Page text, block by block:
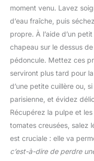
moment venu. Lavez
d’eau fraîche, puis
propre. À l’aide d’un
chapeau sur le dessus
pédoncule. Mettez ces
serviront plus tard pour
d’une petite cuillère ou,
parisienne, et évidez
Récupérez la pulpe et
tomates creusées, salez
est cruciale : elle va
c’est-à-dire de perdre